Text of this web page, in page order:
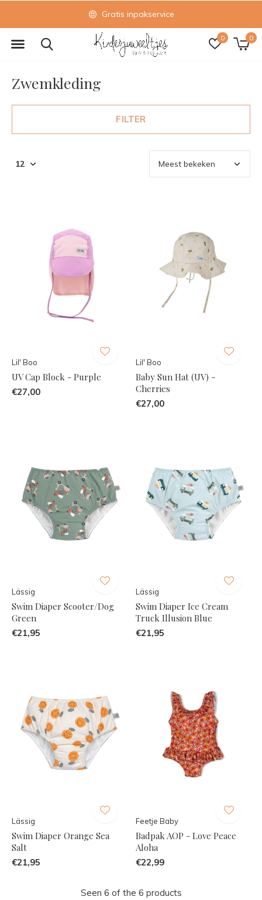
0 0
Gratis inpakservice
Zwemkleding
FILTER
Lil' Boo
UV Cap Block - Purple
€27,00
Lil' Boo
Baby Sun Hat (UV) -
Cherries
€27,00
Lässig
Swim Diaper Scooter/Dog
Green
€21,95
Lässig
Swim Diaper Ice Cream
Truck Illusion Blue
€21,95
Lässig
Swim Diaper Orange Sea
Salt
€21,95
Feetje Baby
Badpak AOP - Love Peace
Aloha
€22,99
Seen 6 of the 6 products